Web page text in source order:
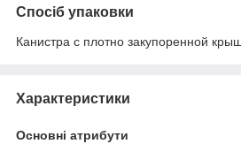
Спосіб упаковки
Канистра с плотно закупоренной
Характеристики
Основні атрибути